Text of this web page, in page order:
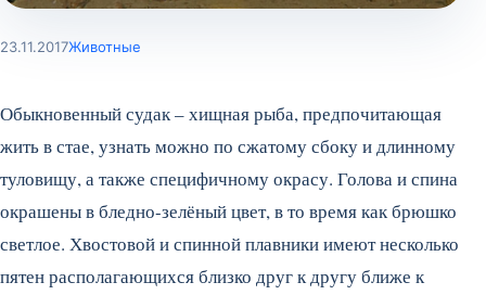
23.11.2017Животные
Обыкновенный судак – хищная рыба, предпочитающая
жить в стае, узнать можно по сжатому сбоку и длинному
туловищу, а также специфичному окрасу. Голова и спина
окрашены в бледно-зелёный цвет, в то время как брюшко
светлое. Хвостовой и спинной плавники имеют несколько
пятен располагающихся близко друг к другу ближе к